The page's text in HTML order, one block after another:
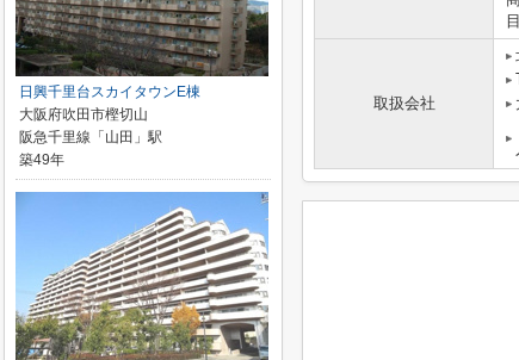
取扱会社
日興千里台スカイタウンE棟
大阪府吹田市樫切山
阪急千里線「山田」駅
築49年